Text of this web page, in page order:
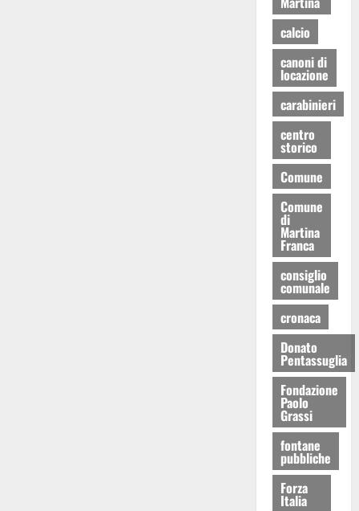
calcio
canoni di
locazione
carabinieri
centro
storico
Comune
Comune
di
Martina
Franca
consiglio
comunale
cronaca
Donato
Pentassuglia
Fondazione
Paolo
Grassi
fontane
pubbliche
Forza
Italia